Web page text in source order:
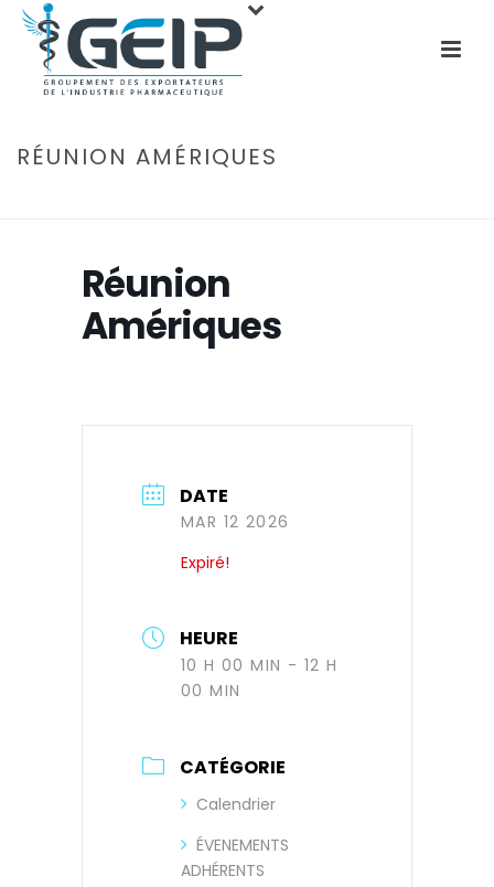
RÉUNION AMÉRIQUES
Réunion
Amériques
DATE
MAR 12 2026
Expiré!
HEURE
10 H 00 MIN - 12 H
00 MIN
CATÉGORIE
Calendrier
ÉVENEMENTS
ADHÉRENTS